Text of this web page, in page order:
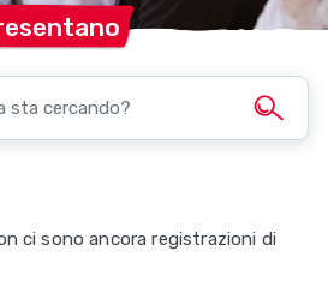
ci sono ancora registrazioni di